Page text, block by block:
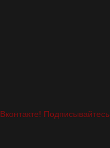
Вконтакте! Подписывайтесь.